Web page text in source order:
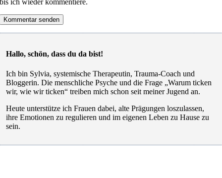
bis ich wieder kommentiere.
Hallo, schön, dass du da bist!
Ich bin Sylvia, systemische Therapeutin, Trauma-Coach und
Bloggerin. Die menschliche Psyche und die Frage „Warum ticken
wir, wie wir ticken“ treiben mich schon seit meiner Jugend an.
Heute unterstütze ich Frauen dabei, alte Prägungen loszulassen,
ihre Emotionen zu regulieren und im eigenen Leben zu Hause zu
sein.